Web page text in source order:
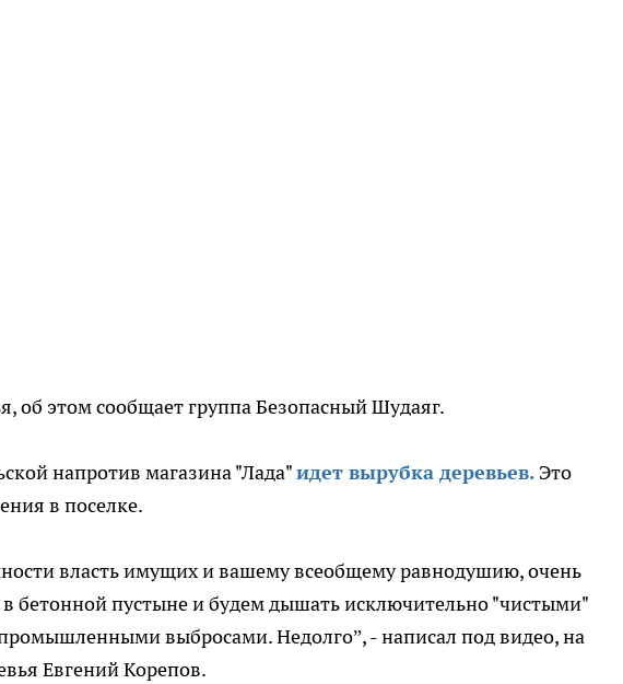
об этом сообщает группа Безопасный Шудаяг.
напротив магазина "Лада"идет вырубка деревьев. Это
в поселке.
власть имущих и вашему всеобщему равнодушию, очень
бетонной пустыне и будем дышать исключительно "чистыми"
выбросами. Недолго”, - написал под видео, на
Евгений Корепов.